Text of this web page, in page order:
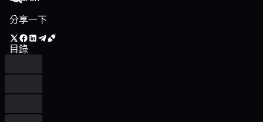
分享一下
目錄